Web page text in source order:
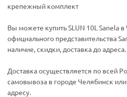
крепежный комплект
Вы можете купить SLUN 10L Sanela
официального представительства
наличие, скидки, доставка до
Доставка осуществляется по всей
самовывоза в городе Челябинск
адресу.